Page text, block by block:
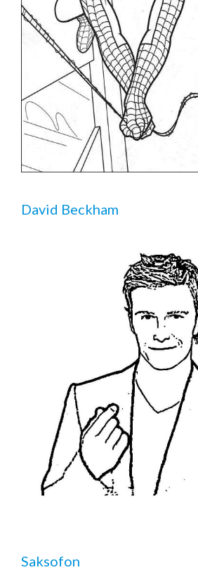
David Beckham
Saksofon